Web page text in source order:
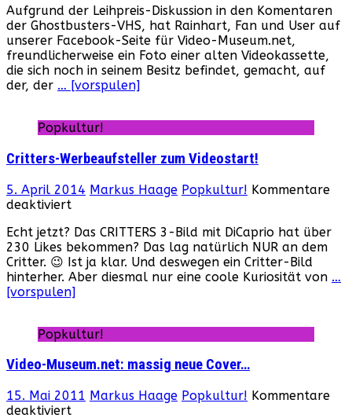
’80:
16
Mark
Verleihgebühr
Aufgrund der Leihpreis-Diskussion in den Komentaren
der Ghostbusters-VHS, hat Rainhart, Fan und User auf
unserer Facebook-Seite für Video-Museum.net,
freundlicherweise ein Foto einer alten Videokassette,
die sich noch in seinem Besitz befindet, gemacht, auf
der, der … [vorspulen]
Popkultur!
Critters-Werbeaufsteller zum Videostart!
5. April 2014 Markus Haage Popkultur! Kommentare
deaktiviert
Werbeaufsteller
zum
Videostart!
Echt jetzt? Das CRITTERS 3-Bild mit DiCaprio hat über
230 Likes bekommen? Das lag natürlich NUR an dem
Critter. 😉 Ist ja klar. Und deswegen ein Critter-Bild
hinterher. Aber diesmal nur eine coole Kuriosität von …
[vorspulen]
Popkultur!
Video-Museum.net: massig neue Cover…
15. Mai 2011 Markus Haage Popkultur! Kommentare
deaktiviertfür